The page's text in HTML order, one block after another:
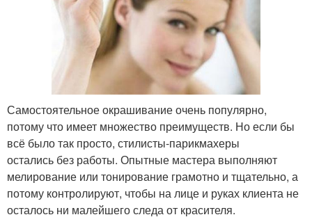
Самостоятельное окрашивание очень популярно,
потому что имеет множество преимуществ. Но если бы
всё было так просто, стилисты-парикмахеры
остались без работы. Опытные мастера выполняют
мелирование или тонирование грамотно и тщательно, а
потому контролируют, чтобы на лице и руках клиента не
осталось ни малейшего следа от красителя.